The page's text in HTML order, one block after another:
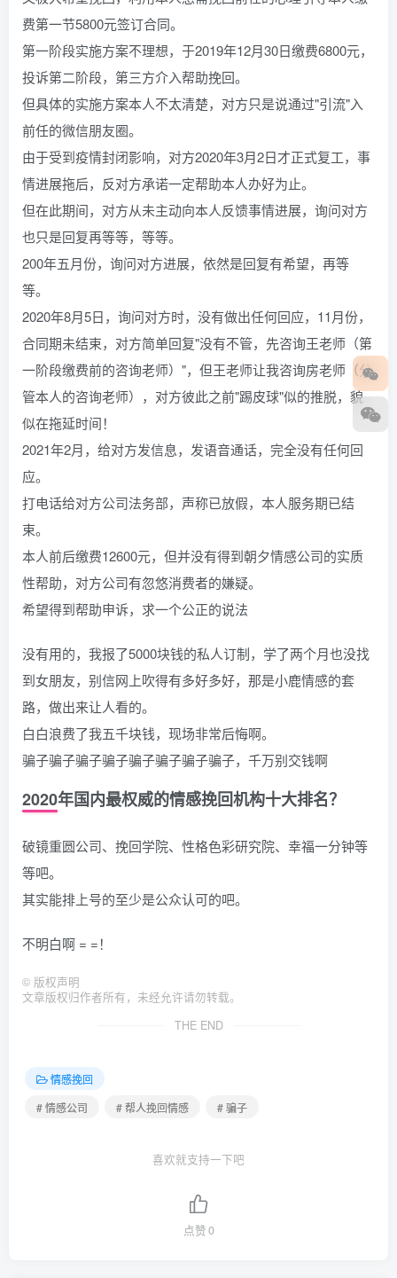
费第一节5800元签订合同。
第一阶段实施方案不理想，于2019年12月30日缴费6800元，
投诉第二阶段，第三方介入帮助挽回。
但具体的实施方案本人不太清楚，对方只是说通过"引流"入
前任的微信朋友圈。
由于受到疫情封闭影响，对方2020年3月2日才正式复工，事
情进展拖后，反对方承诺一定帮助本人办好为止。
但在此期间，对方从未主动向本人反馈事情进展，询问对方
也只是回复再等等，等等。
200年五月份，询问对方进展，依然是回复有希望，再等
等。
2020年8月5日，询问对方时，没有做出任何回应，11月份，
合同期未结束，对方简单回复"没有不管，先咨询王老师（第
一阶段缴费前的咨询老师）"，但王老师让我咨询房老师（分
管本人的咨询老师），对方彼此之前"踢皮球"似的推脱，貌
似在拖延时间！
2021年2月，给对方发信息，发语音通话，完全没有任何回
应。
打电话给对方公司法务部，声称已放假，本人服务期已结
束。
本人前后缴费12600元，但并没有得到朝夕情感公司的实质
性帮助，对方公司有忽悠消费者的嫌疑。
希望得到帮助申诉，求一个公正的说法
没有用的，我报了5000块钱的私人订制，学了两个月也没找
到女朋友，别信网上吹得有多好多好，那是小鹿情感的套
路，做出来让人看的。
白白浪费了我五千块钱，现场非常后悔啊。
骗子骗子骗子骗子骗子骗子骗子骗子，千万别交钱啊
2020年国内最权威的情感挽回机构十大排名？
破镜重圆公司、挽回学院、性格色彩研究院、幸福一分钟等
等吧。
其实能排上号的至少是公众认可的吧。
不明白啊 = =！
© 版权声明
文章版权归作者所有，未经允许请勿转载。
THE END
情感挽回
# 情感公司
# 帮人挽回情感 # 骗子
喜欢就支持一下吧
点赞0